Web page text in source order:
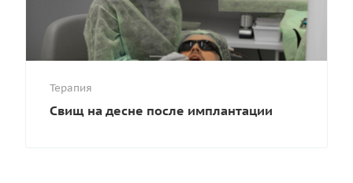
Терапия
Свищ на десне после имплантации